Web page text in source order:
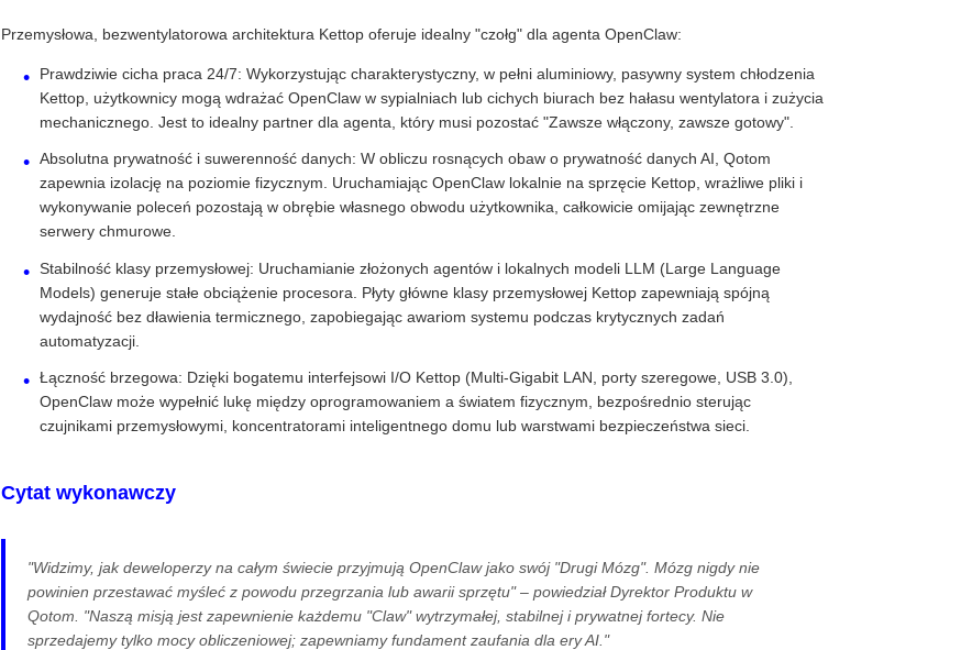
Przemysłowa, bezwentylatorowa architektura Kettop oferuje idealny "czołg" dla agenta OpenClaw:
Prawdziwie cicha praca 24/7: Wykorzystując charakterystyczny, w pełni aluminiowy, pasywny system chłodzenia
Kettop, użytkownicy mogą wdrażać OpenClaw w sypialniach lub cichych biurach bez hałasu wentylatora i zużycia
mechanicznego. Jest to idealny partner dla agenta, który musi pozostać "Zawsze włączony, zawsze gotowy".
Absolutna prywatność i suwerenność danych: W obliczu rosnących obaw o prywatność danych AI, Qotom
zapewnia izolację na poziomie fizycznym. Uruchamiając OpenClaw lokalnie na sprzęcie Kettop, wrażliwe pliki i
wykonywanie poleceń pozostają w obrębie własnego obwodu użytkownika, całkowicie omijając zewnętrzne
serwery chmurowe.
Stabilność klasy przemysłowej: Uruchamianie złożonych agentów i lokalnych modeli LLM (Large Language
Models) generuje stałe obciążenie procesora. Płyty główne klasy przemysłowej Kettop zapewniają spójną
wydajność bez dławienia termicznego, zapobiegając awariom systemu podczas krytycznych zadań
automatyzacji.
Łączność brzegowa: Dzięki bogatemu interfejsowi I/O Kettop (Multi-Gigabit LAN, porty szeregowe, USB 3.0),
OpenClaw może wypełnić lukę między oprogramowaniem a światem fizycznym, bezpośrednio sterując
czujnikami przemysłowymi, koncentratorami inteligentnego domu lub warstwami bezpieczeństwa sieci.
Cytat wykonawczy
"Widzimy, jak deweloperzy na całym świecie przyjmują OpenClaw jako swój "Drugi Mózg". Mózg nigdy nie
powinien przestawać myśleć z powodu przegrzania lub awarii sprzętu" – powiedział Dyrektor Produktu w
Qotom. "Naszą misją jest zapewnienie każdemu "Claw" wytrzymałej, stabilnej i prywatnej fortecy. Nie
sprzedajemy tylko mocy obliczeniowej; zapewniamy fundament zaufania dla ery AI."